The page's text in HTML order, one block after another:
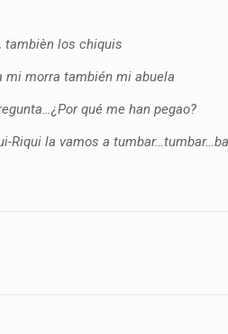
tambièn los chiquis
mi morra también mi abuela
qué me han pegao?
Riqui la vamos a